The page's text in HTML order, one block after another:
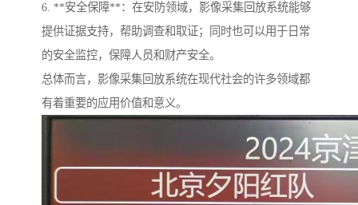
6. **安全保障**：在安防领域，影像采集回放系统能够
提供证据支持，帮助调查和取证；同时也可以用于日常
的安全监控，保障人员和财产安全。
总体而言，影像采集回放系统在现代社会的许多领域都
有着重要的应用价值和意义。